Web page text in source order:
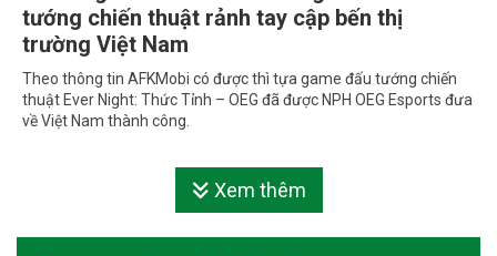
tướng chiến thuật rảnh tay cập bến thị
trường Việt Nam
Theo thông tin AFKMobi có được thì tựa game đấu tướng chiến
thuật Ever Night: Thức Tỉnh – OEG đã được NPH OEG Esports đưa
về Việt Nam thành công.
Xem thêm